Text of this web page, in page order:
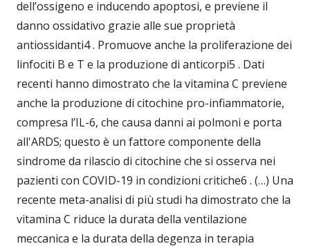
dell’ossigeno e inducendo apoptosi, e previene il
danno ossidativo grazie alle sue proprietà
antiossidanti4 . Promuove anche la proliferazione dei
linfociti B e T e la produzione di anticorpi5 . Dati
recenti hanno dimostrato che la vitamina C previene
anche la produzione di citochine pro-infiammatorie,
compresa l’IL-6, che causa danni ai polmoni e porta
all'ARDS; questo è un fattore componente della
sindrome da rilascio di citochine che si osserva nei
pazienti con COVID-19 in condizioni critiche6 . (…) Una
recente meta-analisi di più studi ha dimostrato che la
vitamina C riduce la durata della ventilazione
meccanica e la durata della degenza in terapia